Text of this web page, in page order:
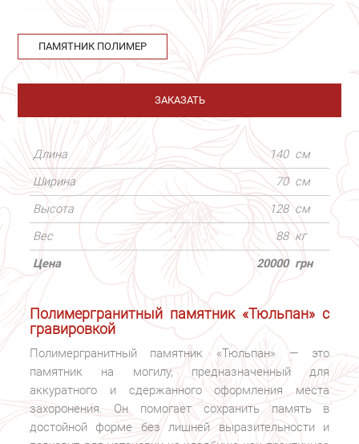
ПАМЯТНИК ПОЛИМЕР
ЗАКАЗАТЬ
Длина 140 см
Ширина
70 см
Высота
128 см
Вес
88 кг
Цена
20000 грн
Полимергранитный памятник «Тюльпан» с
гравировкой
Полимергранитный памятник «Тюльпан» — это
памятник на могилу, предназначенный для
аккуратного и сдержанного оформления места
захоронения. Он помогает сохранить память в
достойной форме без лишней выразительности и